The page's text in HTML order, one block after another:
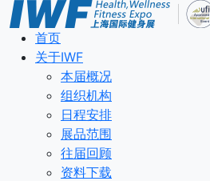
首页
关于IWF
本届概况
组织机构
日程安排
展品范围
往届回顾
资料下载